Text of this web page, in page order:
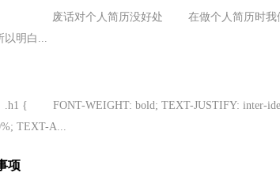
对个人简历没好处 在做个人简历时我们常常
以明白...
WEIGHT: bold; TEXT-JUSTIFY: inter-
TEXT-A...
项